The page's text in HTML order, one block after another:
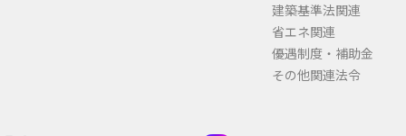
建築基準法関連
省エネ関連
優遇制度・補助金
その他関連法令